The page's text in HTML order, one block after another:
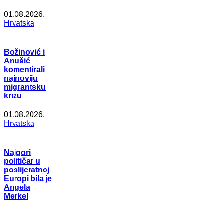
01.08.2026.
Hrvatska
Božinović i
Anušić
komentirali
najnoviju
migrantsku
krizu
01.08.2026.
Hrvatska
Najgori
političar u
poslijeratnoj
Europi bila je
Angela
Merkel